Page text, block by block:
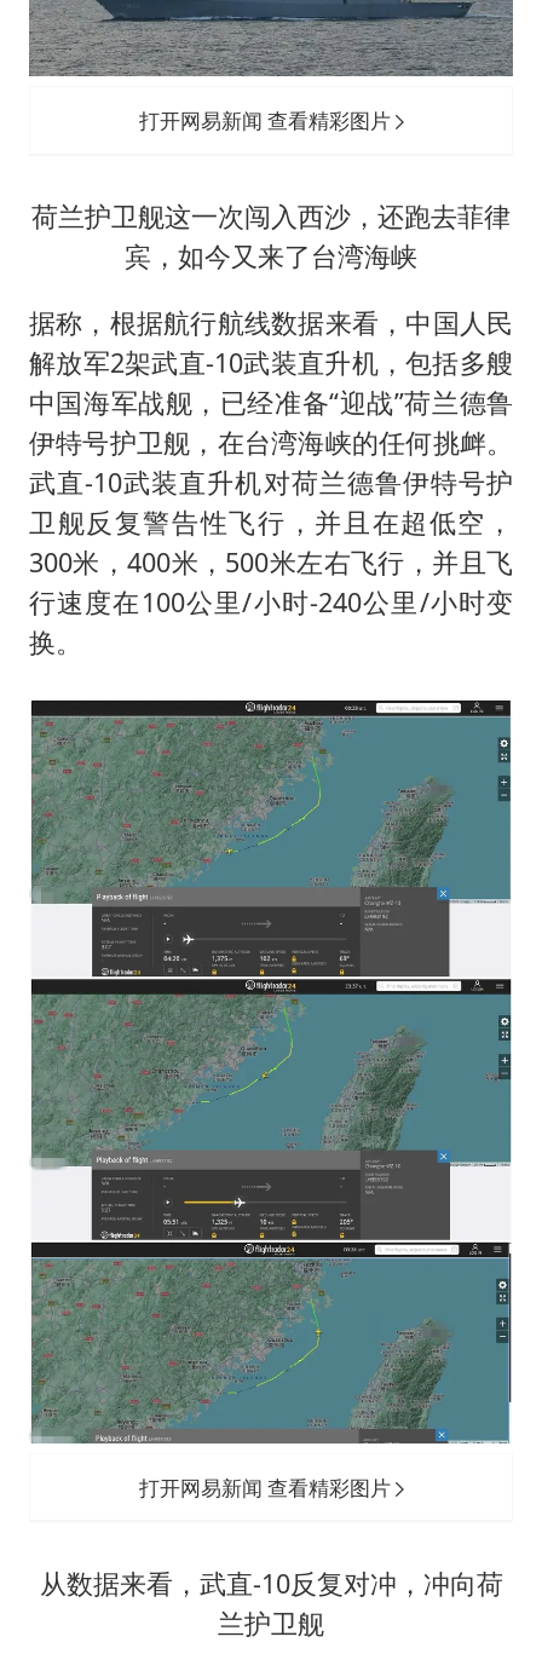
打开网易新闻 查看精彩图片
荷兰护卫舰这一次闯入西沙，还跑去菲律
宾，如今又来了台湾海峡
据称，根据航行航线数据来看，中国人民
解放军2架武直-10武装直升机，包括多艘
中国海军战舰，已经准备“迎战”荷兰德鲁
伊特号护卫舰，在台湾海峡的任何挑衅。
武直-10武装直升机对荷兰德鲁伊特号护
卫舰反复警告性飞行，并且在超低空，
300米，400米，500米左右飞行，并且飞
行速度在100公里/小时-240公里/小时变
换。
打开网易新闻 查看精彩图片
从数据来看，武直-10反复对冲，冲向荷
兰护卫舰